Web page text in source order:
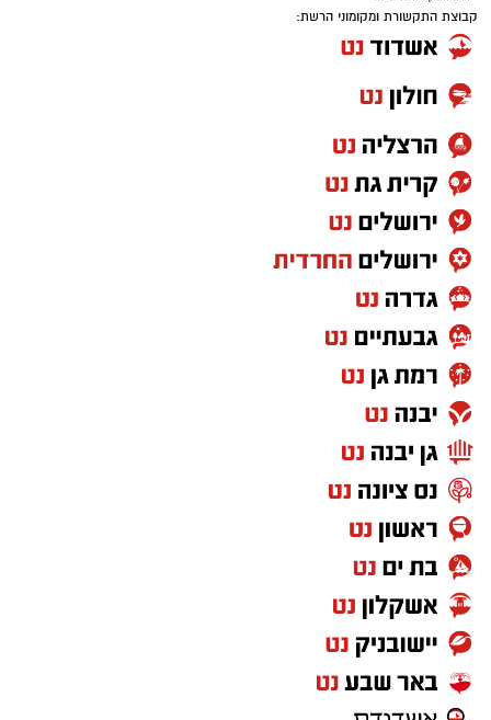
קבוצת התקשורת ומקומוני הרשת: